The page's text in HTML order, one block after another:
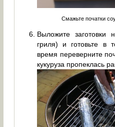
Смажьте початки
Выложите заготовки
гриля) и готовьте в
время переверните
кукуруза пропеклась